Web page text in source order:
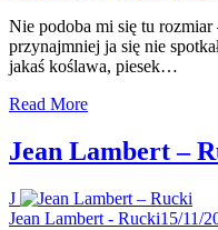
Nie podoba mi się tu
przynajmniej ja się nie
jakaś koślawa, piesek…
Read More
Jean Lambert –
J
Jean Lambert - Rucki15/11/